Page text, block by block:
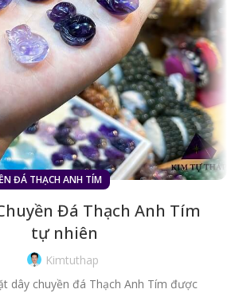
ĐÁ THẠCH ANH TÍM
Đá Thạch Anh Tím
tự nhiên
Kimtuthap
dây chuyền đá Thạch Anh Tím được